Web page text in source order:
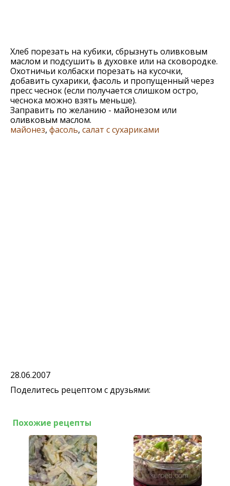
Хлеб порезать на кубики, сбрызнуть оливковым
маслом и подсушить в духовке или на сковородке.
Охотничьи колбаски порезать на кусочки,
добавить сухарики, фасоль и пропущенный через
пресс чеснок (если получается слишком остро,
чеснока можно взять меньше).
Заправить по желанию - майонезом или
оливковым маслом.
майонез, фасоль, салат с сухариками
28.06.2007
Поделитесь рецептом с друзьями:
Похожие рецепты